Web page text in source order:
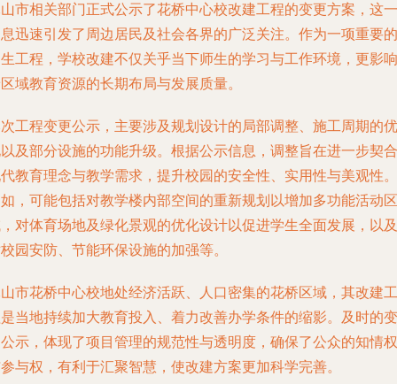
市相关部门正式公示了花桥中心校改建工程的变更方案，这一
迅速引发了周边居民及社会各界的广泛关注。作为一项重要的
工程，学校改建不仅关乎当下师生的学习与工作环境，更影响
域教育资源的长期布局与发展质量。
工程变更公示，主要涉及规划设计的局部调整、施工周期的优
及部分设施的功能升级。根据公示信息，调整旨在进一步契合
教育理念与教学需求，提升校园的安全性、实用性与美观性。
，可能包括对教学楼内部空间的重新规划以增加多功能活动区
对体育场地及绿化景观的优化设计以促进学生全面发展，以及
园安防、节能环保设施的加强等。
市花桥中心校地处经济活跃、人口密集的花桥区域，其改建工
当地持续加大教育投入、着力改善办学条件的缩影。及时的变
示，体现了项目管理的规范性与透明度，确保了公众的知情权
与权，有利于汇聚智慧，使改建方案更加科学完善。